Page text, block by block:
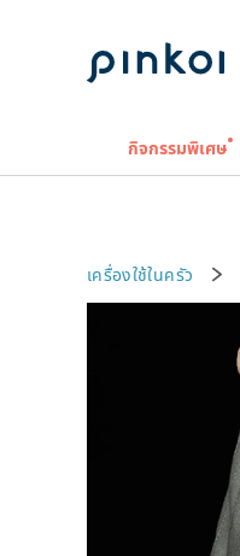
กิจกรรมพิเศษ
เครื่องใช้ในครัว